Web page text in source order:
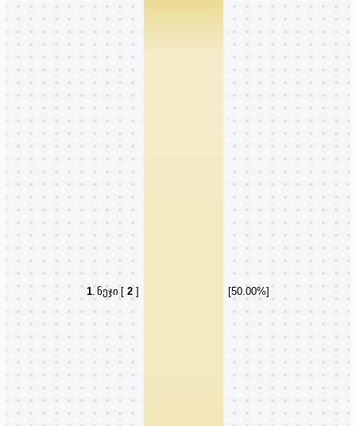
1.ნეჯი [ 2] [50.00%]